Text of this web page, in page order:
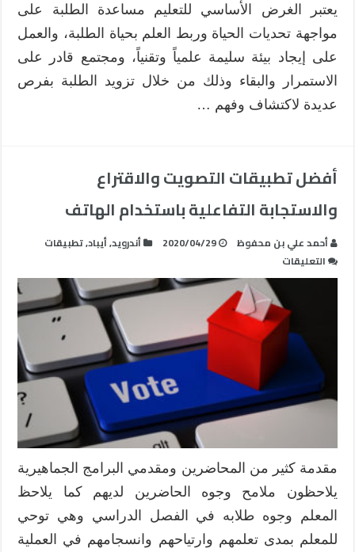
يعتبر الغرض الأساسي للتعليم مساعدة الطلبة على
مواجهة تحديات الحياة وربط العلم بحياة الطلبة، والعمل
على إيجاد بيئة سليمة علمياً وتقنياً، ومجتمع قادر على
الاستمرار والبقاء وذلك من خلال تزويد الطلبة بفرص
عديدة لاكتشاف وفهم …
أفضل تطبيقات التصويت والاقتراع
والاستجابة التفاعلية باستخدام الهاتف
أحمد علي بن محفوظ 2020/04/29 أندرويد,أيباد,تطبيقات
التعليقات
أفضل
تطبيقات
التصويت
والاقتراع
والاستجابة
التفاعلية
باستخدام
الهاتف
مقدمة كثير من المحاضرين ومقدمي البرامج الجماهيرية
يلاحظون ملامح وجوه الحاضرين لديهم كما يلاحظ
المعلم وجوه طلابه في الفصل الدراسي وهي توحي
للمعلم بمدى تعلمهم وارتياحهم وانسجامهم في العملية